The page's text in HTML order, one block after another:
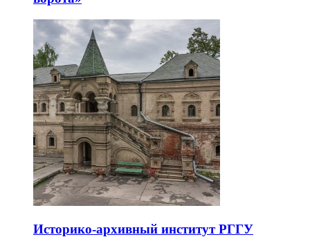
Историко-архивный институт РГГУ